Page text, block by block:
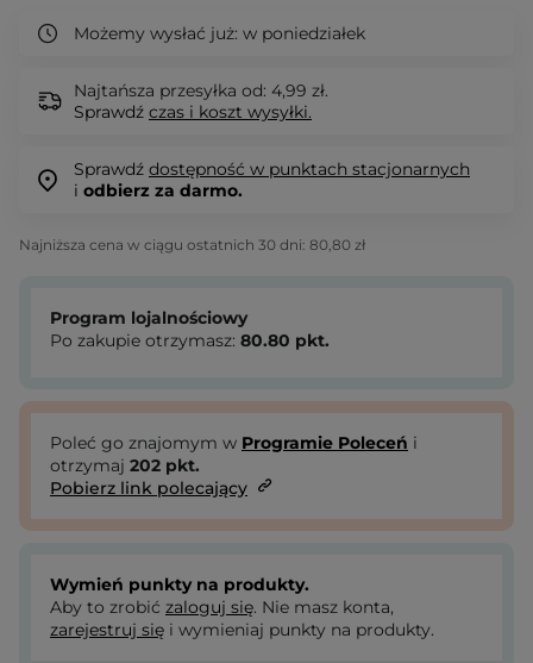
Możemy wysłać już: w poniedziałek
Najtańsza przesyłka od: 4,99 zł.
Sprawdź czas i koszt wysyłki.
Sprawdź dostępność w punktach stacjonarnych
i odbierz za darmo.
Najniższa cena w ciągu ostatnich 30 dni: 80,80 zł
Program lojalnościowy
Po zakupie otrzymasz: 80.80 pkt.
Poleć go znajomym w Programie Poleceń i
otrzymaj 202 pkt.
Pobierz link polecający
Wymień punkty na produkty.
Aby to zrobić zaloguj się. Nie masz konta,
zarejestruj się i wymieniaj punkty na produkty.